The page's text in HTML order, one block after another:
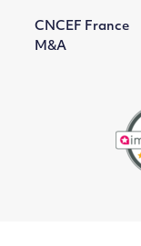
CNCEF France
M&A